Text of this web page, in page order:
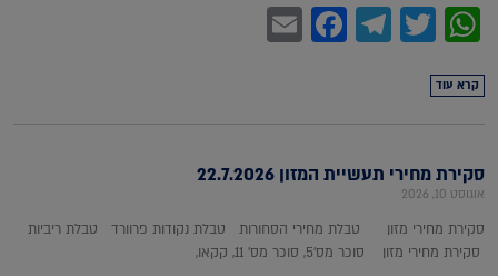
WhatsApp
Twitter
Telegram
Facebook
קרא עוד
סקירת מחירי תעשיית המזון 22.7.2026
אוגוסט 10, 2026
סקירת מחירי מזון טבלת מחירי הסחורות טבלת נקודות פרוורד טבלת ריביות
סקירת מחירי מזון סוכר מס'5, סוכר מס' 11, קקאו,